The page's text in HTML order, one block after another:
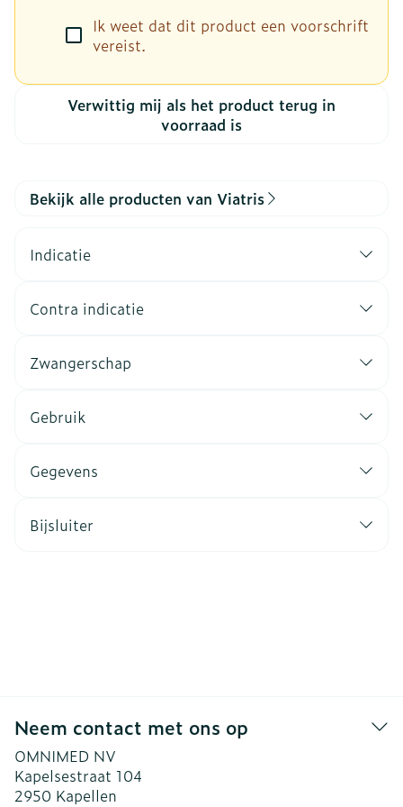
Ik weet dat dit product een voorschrift
vereist.
Verwittig mij als het product terug in
voorraad is
Bekijk alle producten van Viatris
Indicatie
Contra indicatie
Zwangerschap
Gebruik
Gegevens
Bijsluiter
Neem contact met ons op
OMNIMED NV
Kapelsestraat 104
2950 Kapellen